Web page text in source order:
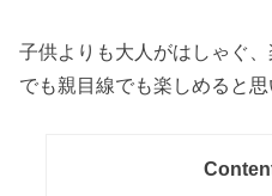
子供よりも大人がはしゃぐ
でも親目線でも楽しめると思